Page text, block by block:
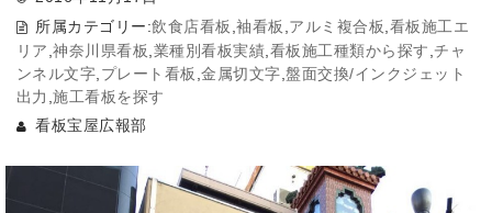
所属カテゴリー:飲食店看板 ,袖看板 アルミ複合板 看板施工エ
リア ,神奈川県看板 業種別看板実績 看板施工種類から探す チャ
ンネル文字 プレート看板 ,金属切文字 ,盤面交換/インクジェット
出力 ,施工看板を探す
看板宝屋広報部